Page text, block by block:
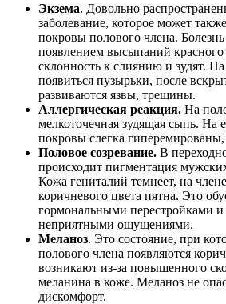
Экзема. Довольно
заболевание, которое может
покровы полового члена.
появлением высыпаний
склонность к слиянию и зудят.
появиться пузырьки, после
развиваются язвы, трещины.
Аллергическая реакция. На
мелкоточечная зудящая сыпь. На
покровы слегка
Половое созревание. В
происходит пигментация
Кожа гениталий темнеет, на
коричневого цвета пятна. Это
гормональными перестройками и
неприятными ощущениями.
Меланоз. Это состояние, при
полового члена появляются
возникают из-за повышенного
меланина в коже. Меланоз не
дискомфорт.